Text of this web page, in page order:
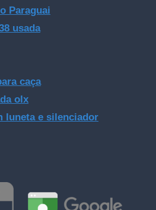
Paraguai
usada
caça
olx
luneta e silenciador